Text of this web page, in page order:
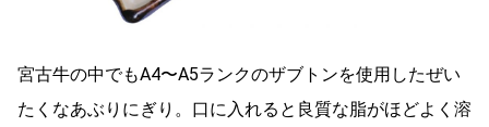
宮古牛の中でもA4〜A5ランクのザブトンを使用したぜい
たくなあぶりにぎり。口に入れると良質な脂がほどよく溶